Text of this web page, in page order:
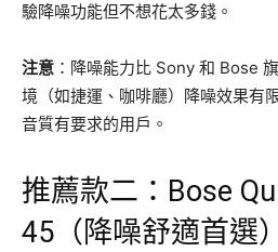
驗降噪功能但不想花太多錢。
注意 ：降噪能力比 Sony 和 Bose
境（如捷運、咖啡廳）降噪效果有
音質有要求的用戶。
推薦款二：Bose
45（降噪舒適首選）